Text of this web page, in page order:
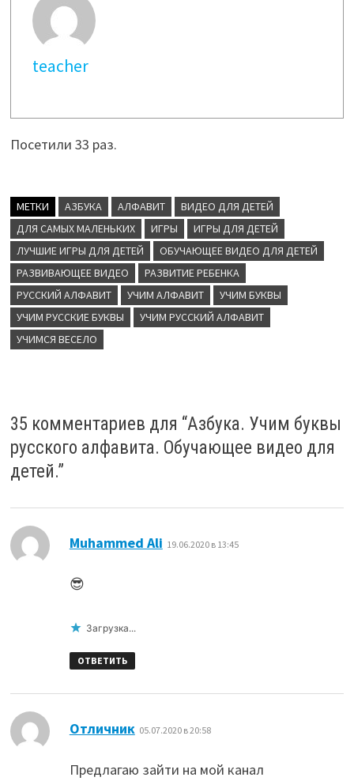
teacher
Посетили 33 раз.
МЕТКИ АЗБУКА АЛФАВИТ
ВИДЕО ДЛЯ ДЕТЕЙ
ДЛЯ САМЫХ МАЛЕНЬКИХ
ИГРЫ
ИГРЫ ДЛЯ ДЕТЕЙ
ЛУЧШИЕ ИГРЫ ДЛЯ ДЕТЕЙ
ОБУЧАЮЩЕЕ ВИДЕО ДЛЯ ДЕТЕЙ
РАЗВИВАЮЩЕЕ ВИДЕО
РАЗВИТИЕ РЕБЕНКА
РУССКИЙ АЛФАВИТ
УЧИМ АЛФАВИТ
УЧИМ БУКВЫ
УЧИМ РУССКИЕ БУКВЫ
УЧИМ РУССКИЙ АЛФАВИТ
УЧИМСЯ ВЕСЕЛО
35 комментариев для “Азбука. Учим буквы
русского алфавита. Обучающее видео для
детей.”
Muhammed Ali 19.06.2020 в 13:45
😎
Загрузка...
ОТВЕТИТЬ
Отличник 05.07.2020 в 20:58
Предлагаю зайти на мой канал